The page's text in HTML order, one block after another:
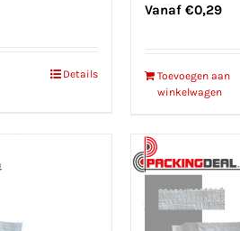
Details
Vanaf €0,29
Toevoegen aan
winkelwagen